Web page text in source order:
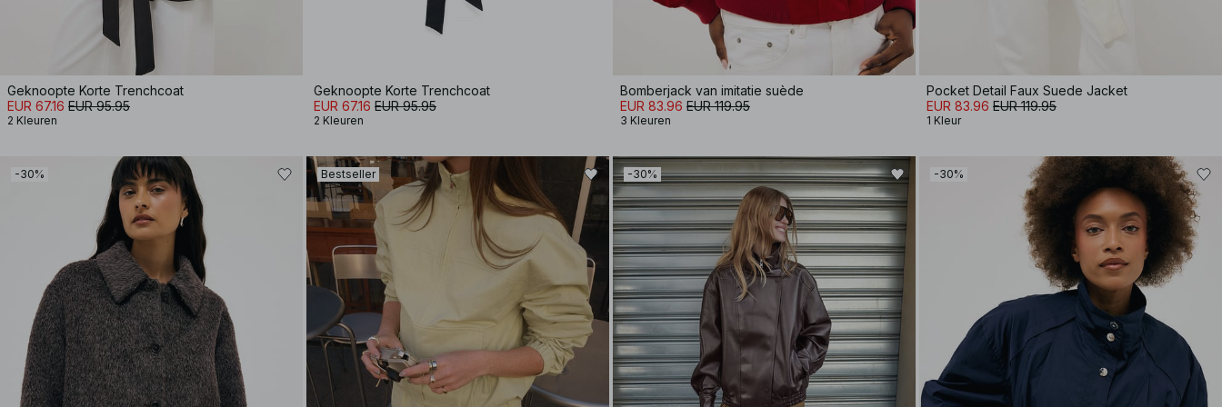
Geknoopte Korte Trenchcoat
EUR 67.16 EUR 95.95
2 Kleuren
Geknoopte Korte Trenchcoat
EUR 67.16 EUR 95.95
2 Kleuren
Bomberjack van imitatie suède
EUR 83.96 EUR 119.95
3 Kleuren
Pocket Detail Faux Suede Jacket
EUR 83.96 EUR 119.95
1 Kleur
-30% Bestseller -30% -30%